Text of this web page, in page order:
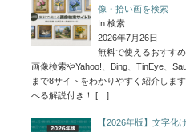
像・拾い画を検索
In 検索
2026年7月26日
無料で使えるおすす
画像検索やYahoo!、Bing、TinEye、
まで8サイトをわかりやすく紹介しま
べる解説付き！
[…]
【2026年版】文字化